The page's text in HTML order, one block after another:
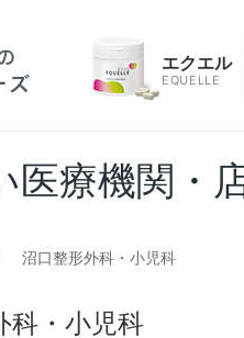
エクエル
EQUELLE
医療機関・
沼口整形外科・小児科
科・小児科